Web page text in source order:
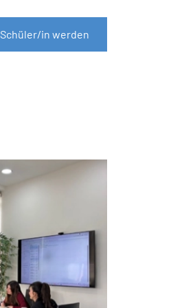
Schüler/in werden